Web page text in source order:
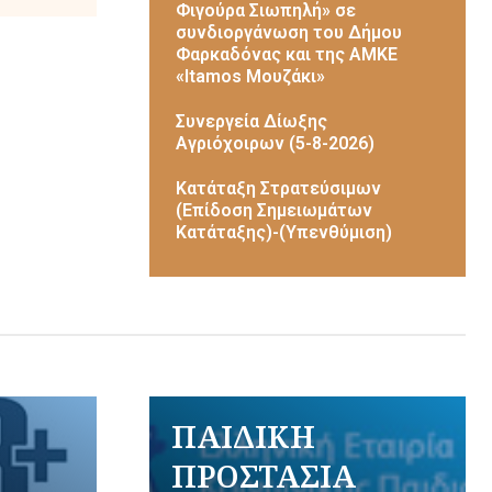
Φιγούρα Σιωπηλή» σε
συνδιοργάνωση του Δήμου
Φαρκαδόνας και της ΑΜΚΕ
«Itamos Μουζάκι»
Συνεργεία Δίωξης
Αγριόχοιρων (5-8-2026)
Κατάταξη Στρατεύσιμων
(Επίδοση Σημειωμάτων
Κατάταξης)-(Υπενθύμιση)
ΠΑΙΔΙΚΗ
ΠΡΟΣΤΑΣΙΑ